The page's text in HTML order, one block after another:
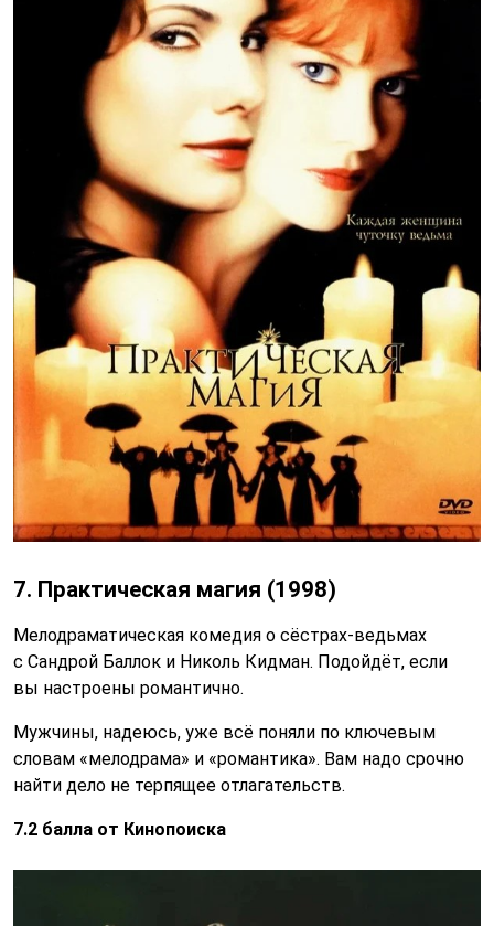
7. Практическая магия (1998)
Мелодраматическая комедия о сёстрах-ведьмах
с Сандрой Баллок и Николь Кидман. Подойдёт, если
вы настроены романтично.
Мужчины, надеюсь, уже всё поняли по ключевым
словам «мелодрама» и «романтика». Вам надо срочно
найти дело не терпящее отлагательств.
7.2 балла от Кинопоиска